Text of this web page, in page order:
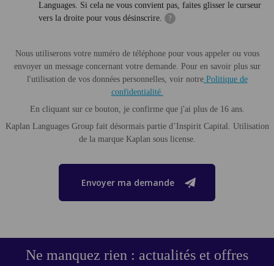
Languages. Si cela ne vous convient pas, faites glisser le curseur
vers la droite pour vous désinscrire.
?
Nous utiliserons votre numéro de téléphone pour vous appeler ou vous
envoyer un message concernant votre demande. Pour en savoir plus sur
l'utilisation de vos données personnelles, voir notrePolitique de
confidentialité.
En cliquant sur ce bouton, je confirme que j'ai plus de 16 ans.
Kaplan Languages Group fait désormais partie d’Inspirit Capital. Utilisation
de la marque Kaplan sous license.
Envoyer ma demande
Ne manquez rien : actualités et offres